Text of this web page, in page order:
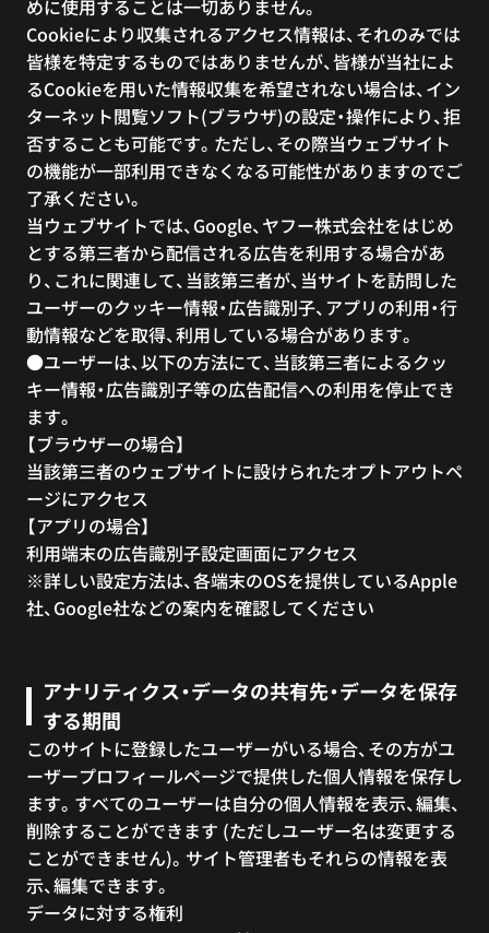
めに使用することは一切ありません。
Cookieにより収集されるアクセス情報は、それのみでは
皆様を特定するものではありませんが、皆様が当社によ
るCookieを用いた情報収集を希望されない場合は、イン
ターネット閲覧ソフト(ブラウザ)の設定・操作により、拒
否することも可能です。ただし、その際当ウェブサイト
の機能が一部利用できなくなる可能性がありますのでご
了承ください。
当ウェブサイトでは、Google、ヤフー株式会社をはじめ
とする第三者から配信される広告を利用する場合があ
り、これに関連して、当該第三者が、当サイトを訪問した
ユーザーのクッキー情報・広告識別子、アプリの利用・行
動情報などを取得、利用している場合があります。
●ユーザーは、以下の方法にて、当該第三者によるクッ
キー情報・広告識別子等の広告配信への利用を停止でき
ます。
【ブラウザーの場合】
当該第三者のウェブサイトに設けられたオプトアウトペ
ージにアクセス
【アプリの場合】
利用端末の広告識別子設定画面にアクセス
※詳しい設定方法は、各端末のOSを提供しているApple
社、Google社などの案内を確認してください
アナリティクス・データの共有先・データを保存
する期間
このサイトに登録したユーザーがいる場合、その方がユ
ーザープロフィールページで提供した個人情報を保存し
ます。すべてのユーザーは自分の個人情報を表示、編集、
削除することができます (ただしユーザー名は変更する
ことができません)。サイト管理者もそれらの情報を表
示、編集できます。
データに対する権利